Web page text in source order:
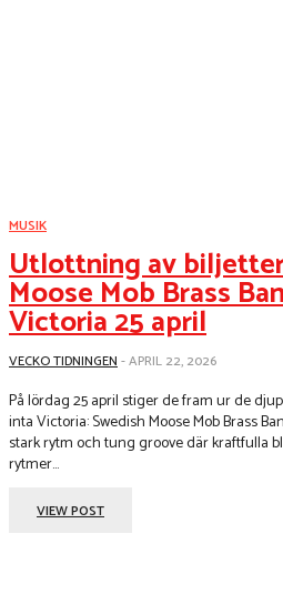
MUSIK
Utlottning av
Moose Mob Brass
Victoria 25 april
VECKO TIDNINGEN-APRIL 22, 2026
På lördag 25 april stiger de fram ur de
inta Victoria: Swedish Moose Mob Brass
stark rytm och tung groove där kraftfulla
rytmer...
VIEW POST